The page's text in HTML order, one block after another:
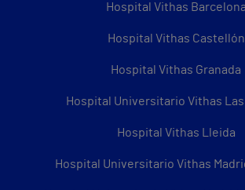
Hospital Vithas Barcelona
Hospital Vithas Castellón
Hospital Vithas Granada
Hospital Universitario Vithas Las
Hospital Vithas Lleida
Hospital Universitario Vithas